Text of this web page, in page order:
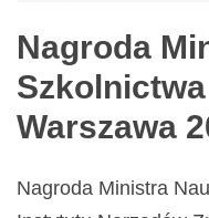
Nagroda
Warszawa
Nagroda Ministra